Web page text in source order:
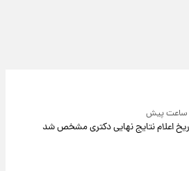
اعلام نتایج نهایی دکتری مشخص شد